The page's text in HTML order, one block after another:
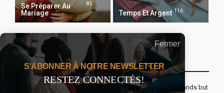
Se Préparer Au
Mariage
85
Temps Et Argent 116
Recevoir Notre Newsletter Chaque Matin
The real voyage of discovery consists not in seeking new lands but
Fermer
S'ABONNER À NOTRE NEWSLETTER
RESTEZ CONNECTÉS!